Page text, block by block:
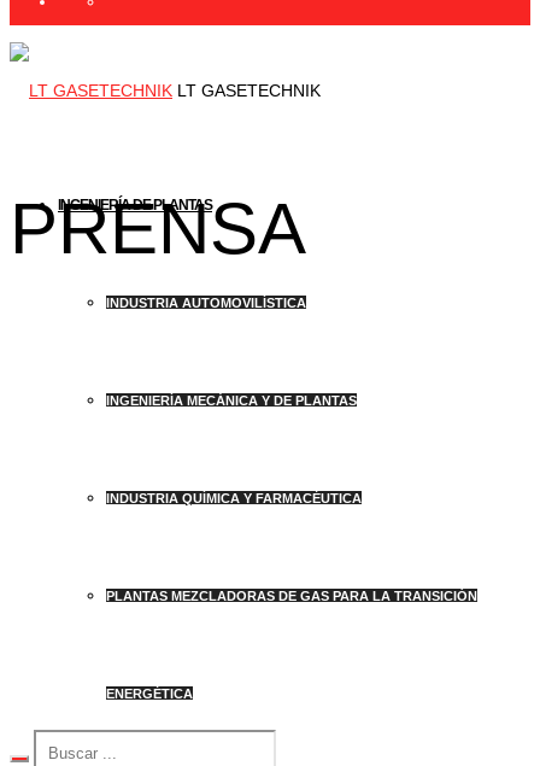
LT GASETECHNIK
INGENIERÍA DE PLANTAS
INDUSTRIA AUTOMOVILÍSTICA
INGENIERÍA MECÁNICA Y DE PLANTAS
INDUSTRIA QUÍMICA Y FARMACÉUTICA
PLANTAS MEZCLADORAS DE GAS PARA LA TRANSICIÓN
ENERGÉTICA
PRENSA